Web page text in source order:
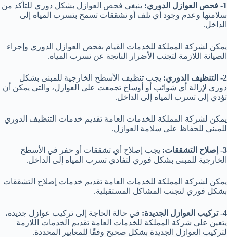
1- فحص العوازل الدوري:
ينبغي فحص العوازل بشكل دوري للتأكد من
سلامتها وعدم وجود أي تلف أو تشققات تسمح بتسرب المياه إلى
الداخل.
يمكن لشركة المملكة للخدمات القيام بفحص العوازل الدوري وإجراء
الصيانة اللازمة لتجنب الأضرار الناتجة عن تسرب المياه.
2- التنظيف الدوري:
يجب تنظيف الأسطح الخارجية للمبنى بشكل
دوري لإزالة أي شوائب أو أوساخ تجمعت على العوازل، والتي يمكن أن
تؤدي إلى تسرب المياه إلى الداخل.
يمكن لشركة المملكة للخدمات العامة تقديم خدمات التنظيف الدوري
للمبنى للحفاظ على سلامة العوازل.
3- إصلاح التشققات:
يجب إصلاح أي تشققات أو حفر في الأسطح
الخارجية للمبنى بشكل فوري لتفادي تسرب المياه إلى الداخل.
يمكن لشركة المملكة للخدمات العامة تقديم خدمات إصلاح التشققات
بشكل فوري لتجنب المشاكل المستقبلية.
4- تركيب العوازل الجديدة:
في حالة الحاجة إلى تركيب عوازل جديدة،
يتعين على شركة المملكة للخدمات العامة تقديم الخدمات اللازمة
لتركيب العوازل الجديدة بشكل صحيح وفقًا للمعايير المحددة.